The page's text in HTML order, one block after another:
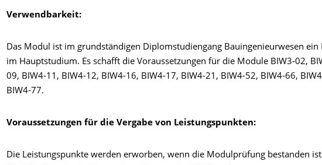
Verwendbarkeit:
Das Modul ist im grundständigen Diplomstudiengang Bauingenieurwesen ein
im Hauptstudium. Es schafft die Voraussetzungen für die Module BIW3-02,
09, BIW4-11, BIW4-12, BIW4-16, BIW4-17, BIW4-21, BIW4-52, BIW4-66,
BIW4-77.
Voraussetzungen für die Vergabe von Leistungspunkten:
Die Leistungspunkte werden erworben, wenn die Modulprüfung bestanden